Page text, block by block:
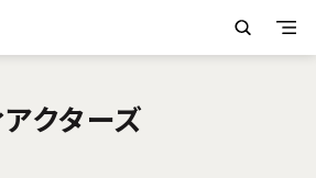
クターズ